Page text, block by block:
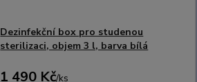
Dezinfekční box pro studenou
sterilizaci, objem 3 l, barva bílá
1 490 Kč/ks